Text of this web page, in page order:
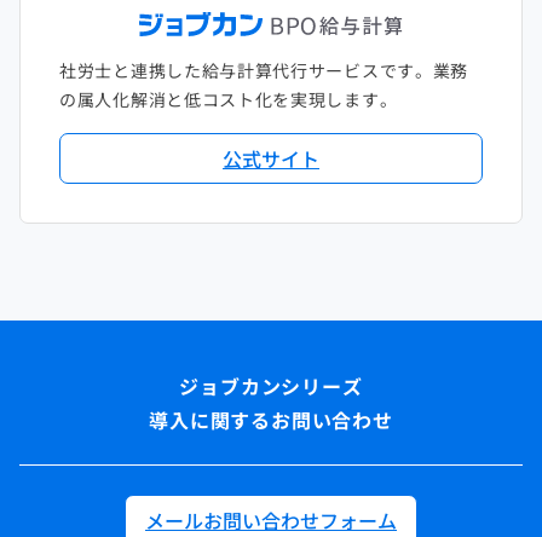
社労士と連携した給与計算代行サービスです。業務
の属人化解消と低コスト化を実現します。
公式サイト
導入に関するお問い合わせ
メールお問い合わせフォーム